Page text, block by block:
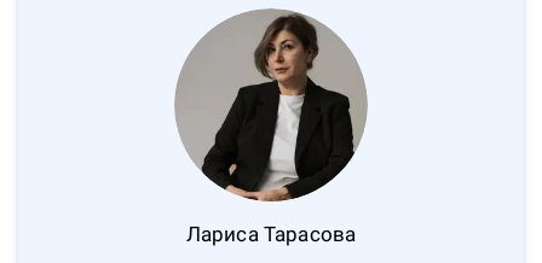
Лариса Тарасова